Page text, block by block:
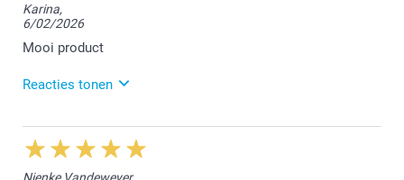
Karina,
6/02/2026
Mooi product
Reacties tonen
20/03/2026
12:32
Hallo Karina,
Nienke Vandeweyer,